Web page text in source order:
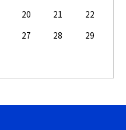
20 21
22
27 28
29